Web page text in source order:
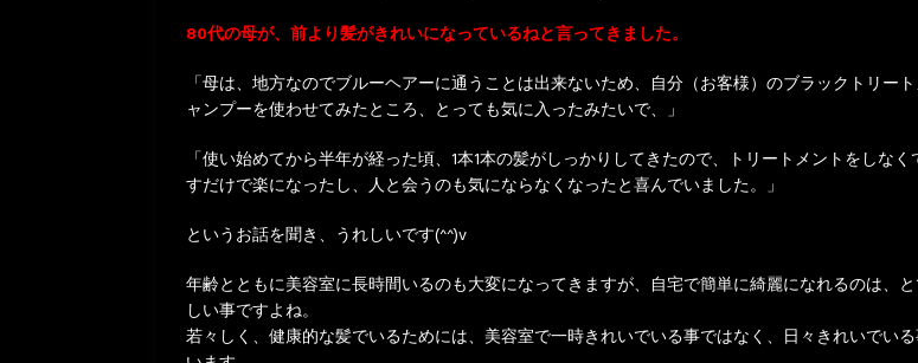
80代の母が、前より髪がきれいになっているねと言ってきました。
「母は、地方なのでブルーヘアーに通うことは出来ないため、自分（お客様）のブラックトリー
ャンプーを使わせてみたところ、とっても気に入ったみたいで、」
「使い始めてから半年が経った頃、1本1本の髪がしっかりしてきたので、トリートメントをしな
すだけで楽になったし、人と会うのも気にならなくなったと喜んでいました。」
というお話を聞き、うれしいです(^^)v
年齢とともに美容室に長時間いるのも大変になってきますが、自宅で簡単に綺麗になれるのは、
しい事ですよね。
若々しく、健康的な髪でいるためには、美容室で一時きれいでいる事ではなく、日々きれいでい